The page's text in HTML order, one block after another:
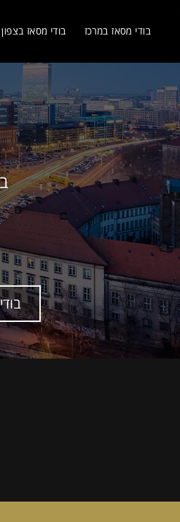
בודי מסאז במרכז בודי מסאז בצפון